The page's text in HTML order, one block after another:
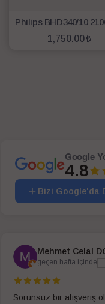
1,750.00
Google
4.8
Bizi Google'da
Mehmet Celal
geçen hafta içinde
Sorunsuz bir alışveriş